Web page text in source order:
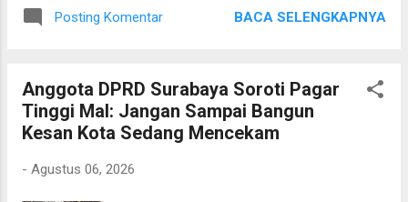
sebagai area pemakaman baru. "Harapan
Daerah) t...
ketentraman di Kota Surabaya. Menurutnya,
warga Kota Surabaya dalam menebar
kebaikan. “Ayo jaga Kota Surabaya, karena
Surabaya adalah Kota Pahlawan dan Hari
menjadi ujung tombak kita untuk selalu
Posting Komentar BACA SELENGKAPNYA
Anggota DPRD Surabaya Soroti Pagar
Tinggi Mal: Jangan Sampai Bangun
Kesan Kota Sedang Mencekam
- Agustus 06, 2026